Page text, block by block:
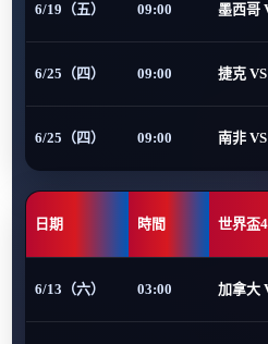
6/19（五） 09:00 墨西哥
6/25（四） 09:00 捷克
6/25（四） 09:00 南非
日期 時間 世界盃
6/13（六） 03:00 加拿大